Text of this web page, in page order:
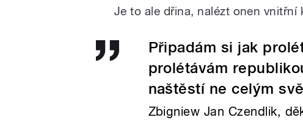
Je to ale dřina, nalézt onen vnitřní
Připadám si jak
prolétávám
naštěstí ne celým
Zbigniew Jan Czendlik,